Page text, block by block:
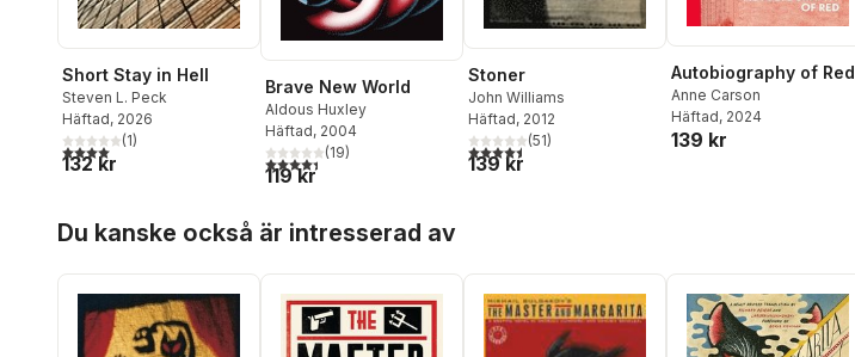
Short Stay in Hell
Steven L. Peck
Häftad, 2026
4,0utav 5 stjärnor. Totalt antal röster:
(1)
132 kr
Brave New World
Aldous Huxley
Häftad, 2004
4,4utav 5 stjärnor. Totalt antal röster:
(19)
119 kr
Stoner
John Williams
Häftad, 2012
4,5utav 5 stjärnor. Totalt antal röster:
(51)
139 kr
Autobiography of Red
Anne Carson
Häftad, 2024
139 kr
Du kanske också är intresserad av